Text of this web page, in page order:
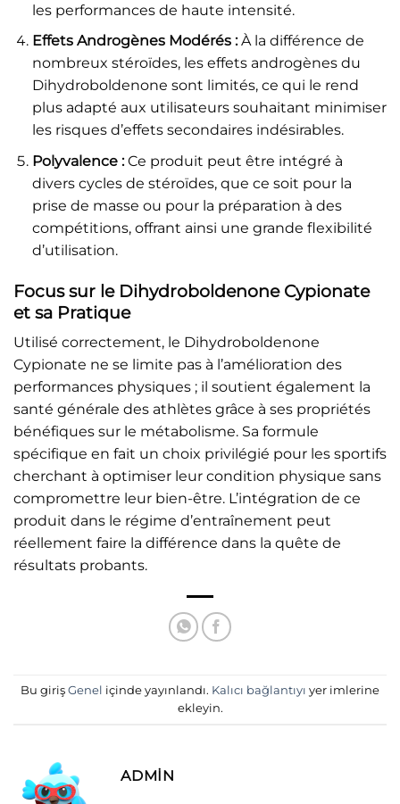
les performances de haute intensité.
Effets Androgènes Modérés :À la différence de
nombreux stéroïdes, les effets androgènes du
Dihydroboldenone sont limités, ce qui le rend
plus adapté aux utilisateurs souhaitant minimiser
les risques d’effets secondaires indésirables.
Polyvalence :Ce produit peut être intégré à
divers cycles de stéroïdes, que ce soit pour la
prise de masse ou pour la préparation à des
compétitions, offrant ainsi une grande flexibilité
d’utilisation.
Focus sur le Dihydroboldenone Cypionate
et sa Pratique
Utilisé correctement, le Dihydroboldenone
Cypionate ne se limite pas à l’amélioration des
performances physiques ; il soutient également la
santé générale des athlètes grâce à ses propriétés
bénéfiques sur le métabolisme. Sa formule
spécifique en fait un choix privilégié pour les sportifs
cherchant à optimiser leur condition physique sans
compromettre leur bien-être. L’intégration de ce
produit dans le régime d’entraînement peut
réellement faire la différence dans la quête de
résultats probants.
Bu giriş Genel içinde yayınlandı. Kalıcı bağlantıyı yer imlerine
ekleyin.
ADMIN